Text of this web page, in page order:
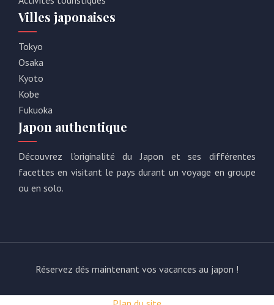
Villes japonaises
Tokyo
Osaka
Kyoto
Kobe
Fukuoka
Japon authentique
Découvrez l’originalité du Japon et ses différentes
facettes en visitant le pays durant un voyage en groupe
ou en solo.
Réservez dés maintenant vos vacances au japon !